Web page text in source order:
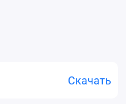
Скачать